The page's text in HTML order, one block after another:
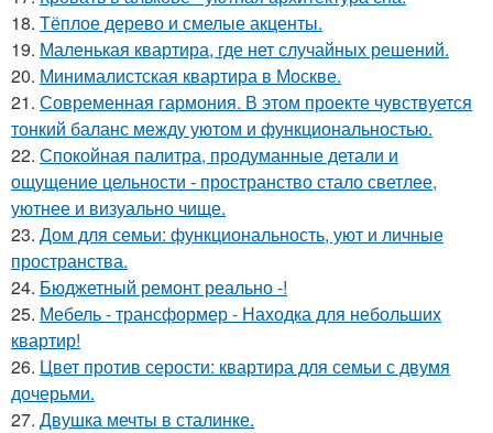
18. Тёплое дерево и смелые акценты.
19. Маленькая квартира, где нет случайных решений.
20. Минималистская квартира в Москве.
21. Современная гармония. В этом проекте чувствуется
тонкий баланс между уютом и функциональностью.
22. Спокойная палитра, продуманные детали и
ощущение цельности - пространство стало светлее,
уютнее и визуально чище.
23. Дом для семьи: функциональность, уют и личные
пространства.
24. Бюджетный ремонт реально -!
25. Мебель - трансформер - Находка для небольших
квартир!
26. Цвет против серости: квартира для семьи с двумя
дочерьми.
27. Двушка мечты в сталинке.